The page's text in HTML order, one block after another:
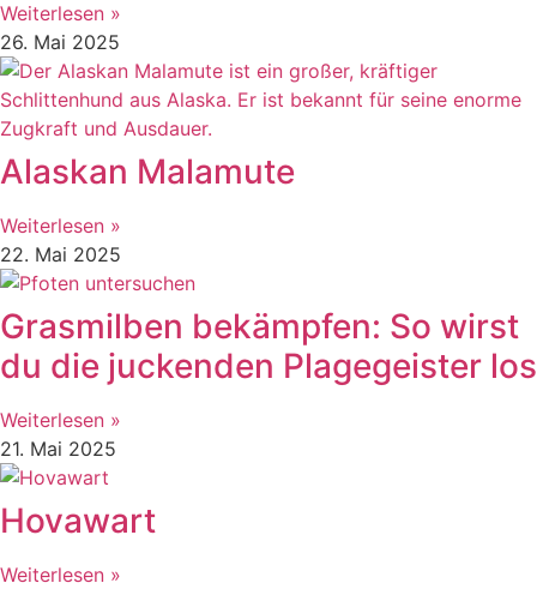
Weiterlesen »
26. Mai 2025
Alaskan Malamute
Weiterlesen »
22. Mai 2025
Grasmilben bekämpfen: So wirst
du die juckenden Plagegeister los
Weiterlesen »
21. Mai 2025
Hovawart
Weiterlesen »